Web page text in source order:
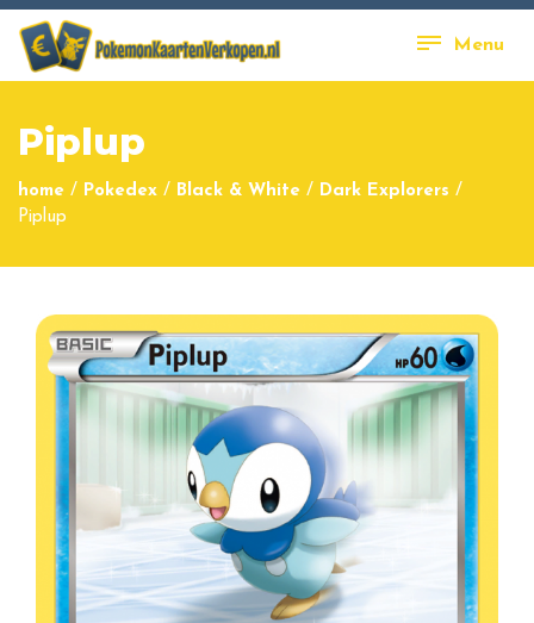
Menu
Piplup
home / Pokedex / Black & White / Dark Explorers /
Piplup